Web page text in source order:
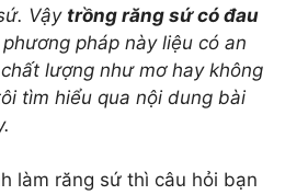
Vậy trồng răng sứ có đau
pháp này liệu có an
lượng như mơ hay không
tìm hiểu qua nội dung bài
làm răng sứ thì câu hỏi bạn